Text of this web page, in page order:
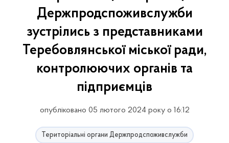
Держпродспоживслужби
зустрілись з представниками
Теребовлянської міської ради,
контролюючих органів та
підприємців
опубліковано 05 лютого 2024 року о 16:12
Територіальні органи Держпродспоживслужби